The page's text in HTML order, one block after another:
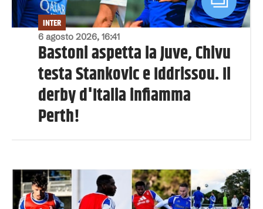
6 agosto 2026, 16:41
INTER
Bastoni aspetta la Juve, Chivu
testa Stankovic e Iddrissou. Il
derby d'Italia infiamma
Perth!